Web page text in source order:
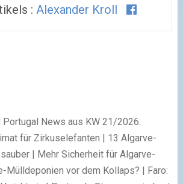
: Alexander Kroll
News aus KW 21/2026:
für Zirkuselefanten | 13 Algarve-
| Mehr Sicherheit für Algarve-
Mülldeponien vor dem Kollaps? | Faro: